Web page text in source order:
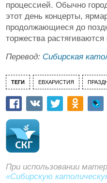
процессией. Обычно
этот день концерты,
продолжающиеся до
торжества
Перевод: Сибирская
ТЕГИ ЕВХАРИСТИЯ
При использовании
«Сибирскую